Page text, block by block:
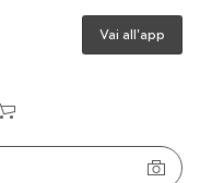
Vai all'app